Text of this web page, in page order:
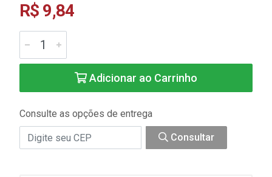
R$ 9,84
Adicionar ao Carrinho
Consulte as opções de entrega
Consultar